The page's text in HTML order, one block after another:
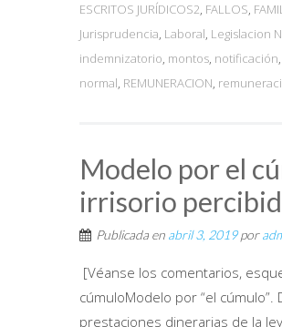
ESCRITOS JURÍDICOS2, FALLOS,
Jurisprudencia, Laboral, Legislacion
indemnizatorio, montos, notificación,
normal, REMUNERACION,
Modelo por el
irrisorio
Publicada en abril 3, 2019por
[Véanse los comentarios,
cúmuloModelo por “el
prestaciones dinerarias de la